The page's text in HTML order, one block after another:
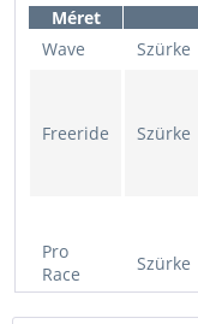
Méret
Wave
Szürke
Freeride Szürke
Pro
Race
Szürke